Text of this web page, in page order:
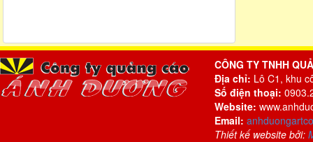
CÔNG TY TNHH
Địa chỉ: Lô C1, khu
Số điện thoại:
Website:
Email:
Thiết kế website bởi: